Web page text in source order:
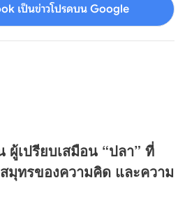
เป็นข่าวโปรดบน Google
ผู้เปรียบเสมือน “ปลา” ที่
มุทรของความคิด และความ